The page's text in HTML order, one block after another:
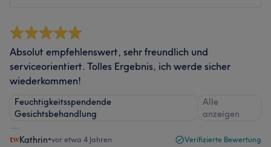
Absolut empfehlenswert, sehr freundlich und
serviceorientiert. Tolles Ergebnis, ich werde sicher
wiederkommen!
Feuchtigkeitsspendende
Gesichtsbehandlung
Alle
anzeigen
Kathrin•vor etwa 4 Jahren Verifizierte Bewertung